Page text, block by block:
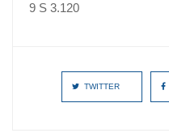
9 S 3.120
TWITTER